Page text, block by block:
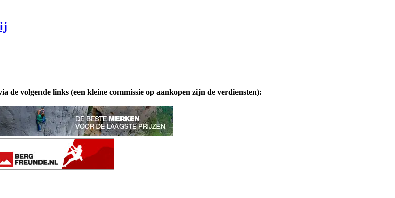
de volgende links (een kleine commissie op aankopen zijn de verdiensten):